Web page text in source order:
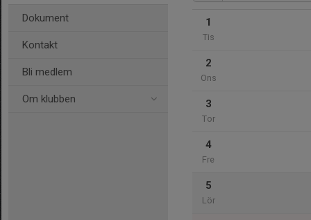
Dokument
Kontakt
Bli medlem
Om klubben
1
Tis
2
Ons
3
Tor
4
Fre
5
Lör